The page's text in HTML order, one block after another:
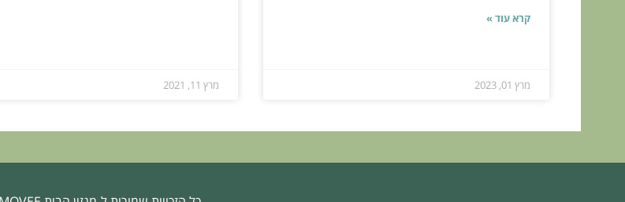
קרא עוד »
מרץ 01, 2023 מרץ 11, 2021